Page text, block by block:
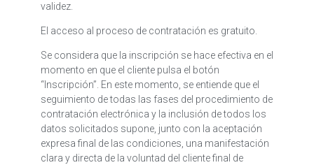
validez.
El acceso al proceso de contratación es gratuito.
Se considera que la inscripción se hace efectiva en el
momento en que el cliente pulsa el botón
“Inscripción”. En este momento, se entiende que el
seguimiento de todas las fases del procedimiento de
contratación electrónica y la inclusión de todos los
datos solicitados supone, junto con la aceptación
expresa final de las condiciones, una manifestación
clara y directa de la voluntad del cliente final de